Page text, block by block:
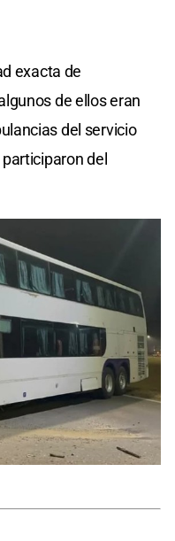
exacta de
de ellos eran
del servicio
del